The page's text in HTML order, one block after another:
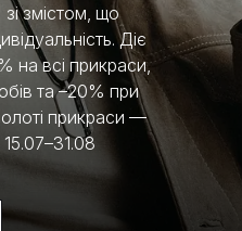
змістом, що
Діє
на всі прикраси,
та –20% при
прикраси —